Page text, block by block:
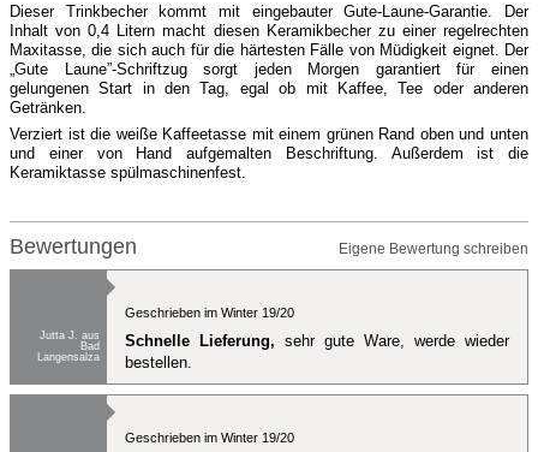
Dieser Trinkbecher kommt mit eingebauter Gute-Laune-Garantie. Der
Inhalt von 0,4 Litern macht diesen Keramikbecher zu einer regelrechten
Maxitasse, die sich auch für die härtesten Fälle von Müdigkeit eignet. Der
„Gute Laune”-Schriftzug sorgt jeden Morgen garantiert für einen
gelungenen Start in den Tag, egal ob mit Kaffee, Tee oder anderen
Getränken.
Verziert ist die weiße Kaffeetasse mit einem grünen Rand oben und unten
und einer von Hand aufgemalten Beschriftung. Außerdem ist die
Keramiktasse spülmaschinenfest.
Bewertungen Eigene Bewertung schreiben
Jutta J. aus
Bad
Langensalza
Geschrieben im Winter 19/20
Schnelle Lieferung, sehr gute Ware, werde wieder
bestellen.
Geschrieben im Winter 19/20